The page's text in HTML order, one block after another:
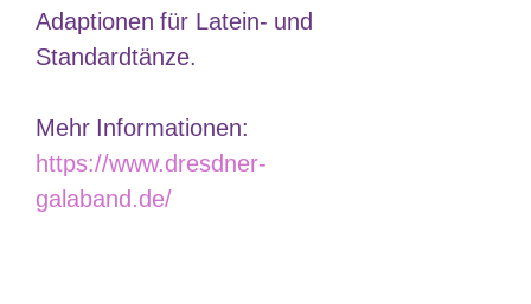
Adaptionen für Latein- und
Standardtänze.
Mehr Informationen:
https://www.dresdner-
galaband.de/